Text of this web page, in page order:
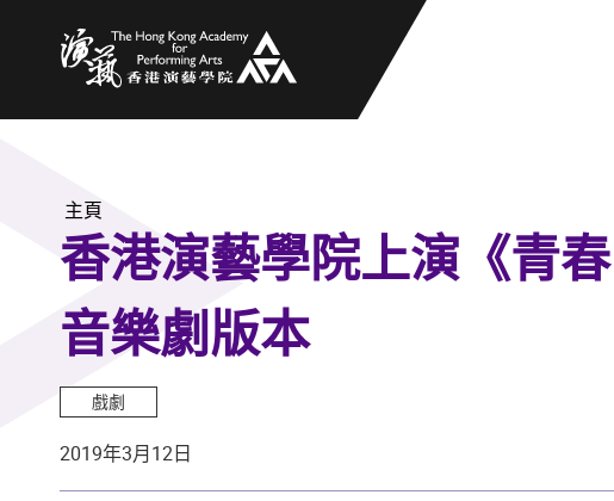
主頁
香港演藝學院上演《青
音樂劇版本
戲劇
2019年3月12日